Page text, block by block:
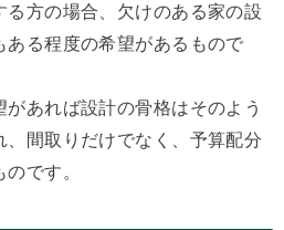
方の場合、欠けのある家の設
ある程度の希望があるもので
あれば設計の骨格はそのよう
、間取りだけでなく、予算配分
です。